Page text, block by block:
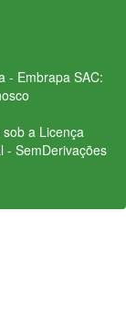
- Embrapa SAC:
a Licença
- SemDerivações